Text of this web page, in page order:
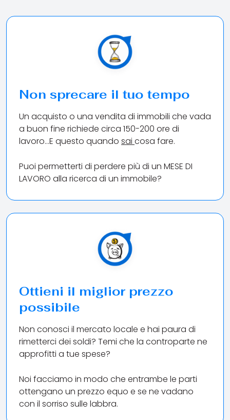
Non sprecare il tuo tempo
Un acquisto o una vendita di immobili che vada
a buon fine richiede circa 150-200 ore di
lavoro...E questo quando sai cosa fare.
Puoi permetterti di perdere più di un MESE DI
LAVORO alla ricerca di un immobile?
Ottieni il miglior prezzo
possibile
Non conosci il mercato locale e hai paura di
rimetterci dei soldi? Temi che la controparte ne
approfitti a tue spese?
Noi facciamo in modo che entrambe le parti
ottengano un prezzo equo e se ne vadano
con il sorriso sulle labbra.